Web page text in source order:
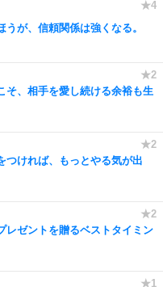
が、信頼関係は強くなる。
そ、相手を愛し続ける余裕も生
つければ、もっとやる気が出
レゼントを贈るベストタイミン